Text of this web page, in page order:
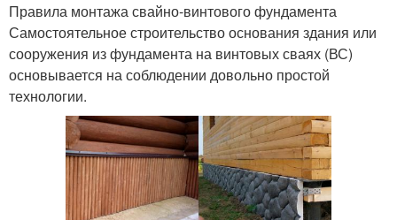
Правила монтажа свайно-винтового фундамента
Самостоятельное строительство основания здания или
сооружения из фундамента на винтовых сваях (ВС)
основывается на соблюдении довольно простой
технологии.